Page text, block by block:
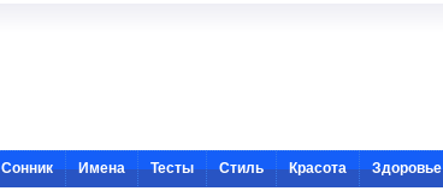
Сонник Имена Тесты Стиль Красота Здоровье